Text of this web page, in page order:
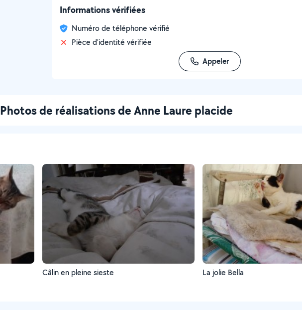
Informations vérifiées
Numéro de téléphone vérifié
Pièce d'identité vérifiée
Appeler
Photos de réalisations de Anne Laure placide
Câlin en pleine sieste La jolie Bella